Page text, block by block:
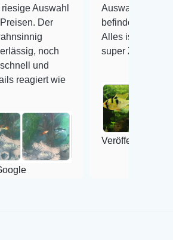
Auswahl plus
befinden der Fische
Alles ist quick lebendig und im
super Zustand. Gerne wieder
Veröffentlicht auf Google